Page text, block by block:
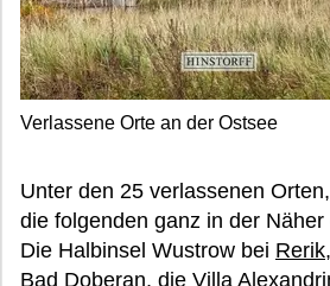
Verlassene Orte an der Ostsee
Unter den 25 verlassenen
die folgenden ganz in der
Die Halbinsel Wustrow bei Rerik
Bad Doberan, die Villa